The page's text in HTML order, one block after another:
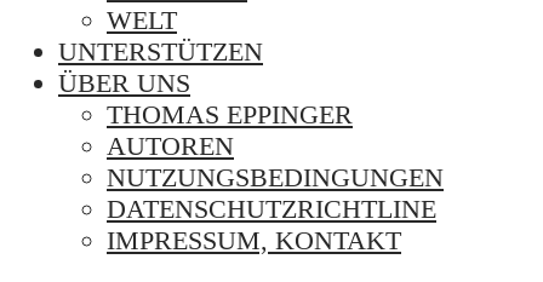
WELT
UNTERSTÜTZEN
ÜBER UNS
THOMAS EPPINGER
AUTOREN
NUTZUNGSBEDINGUNGEN
DATENSCHUTZRICHTLINE
IMPRESSUM, KONTAKT